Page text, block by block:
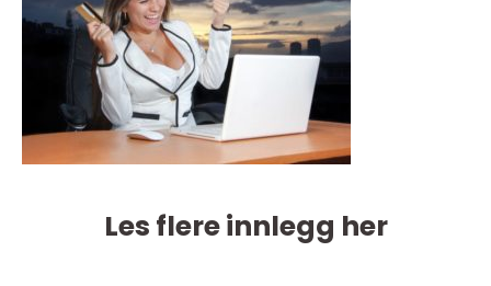
Les flere innlegg her